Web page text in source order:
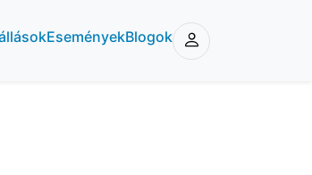
EseményekBlogok